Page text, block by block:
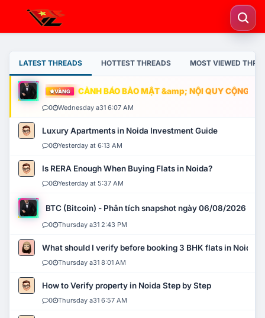
LATEST THREADS HOTTEST THREADS MOST VIEWED
VÀNG CẢNH BÁO BẢO MẬT &amp; NỘI QUY CỘNG
0 Wednesday a31 6:07 AM
Luxury Apartments in Noida Investment Guide
0 Yesterday at 6:13 AM
Is RERA Enough When Buying Flats in Noida?
0 Yesterday at 5:37 AM
BTC (Bitcoin) - Phân tích snapshot ngày 06/08/2026
0 Thursday a31 2:43 PM
What should I verify before booking 3 BHK flats in Noida?
0 Thursday a31 8:01 AM
How to Verify property in Noida Step by Step
0 Thursday a31 6:57 AM